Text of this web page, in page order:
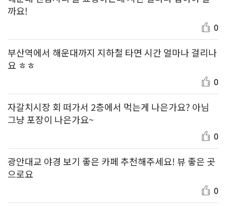
까요!
0
부산역에서 해운대까지 지하철 타면 시간 얼마나 걸리나
요 ㅎㅎ
0
자갈치시장 회 떠가서 2층에서 먹는게 나은가요? 아님
그냥 포장이 나은가요~
0
광안대교 야경 보기 좋은 카페 추천해주세요! 뷰 좋은 곳
으로요
0